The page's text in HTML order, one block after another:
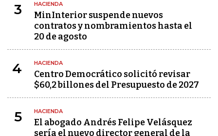
3 HACIENDA
MinInterior suspende nuevos
contratos y nombramientos hasta el
20 de agosto
4 HACIENDA
Centro Democrático solicitó revisar
$60,2 billones del Presupuesto de 2027
5 HACIENDA
El abogado Andrés Felipe Velásquez
sería el nuevo director general de la